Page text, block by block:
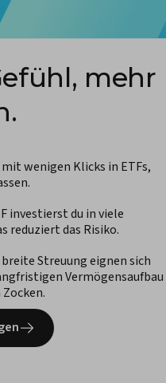
mehr
wenigen Klicks in ETFs,
investierst du in viele
reduziert das Risiko.
breite Streuung eignen sich
Vermögensaufbau